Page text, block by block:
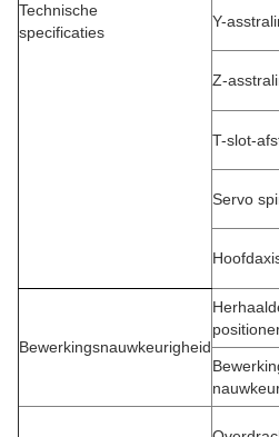
Technische
specificaties
Y-
Z-
T-slot-
Servo
Bewerkingsnauwkeurigheid